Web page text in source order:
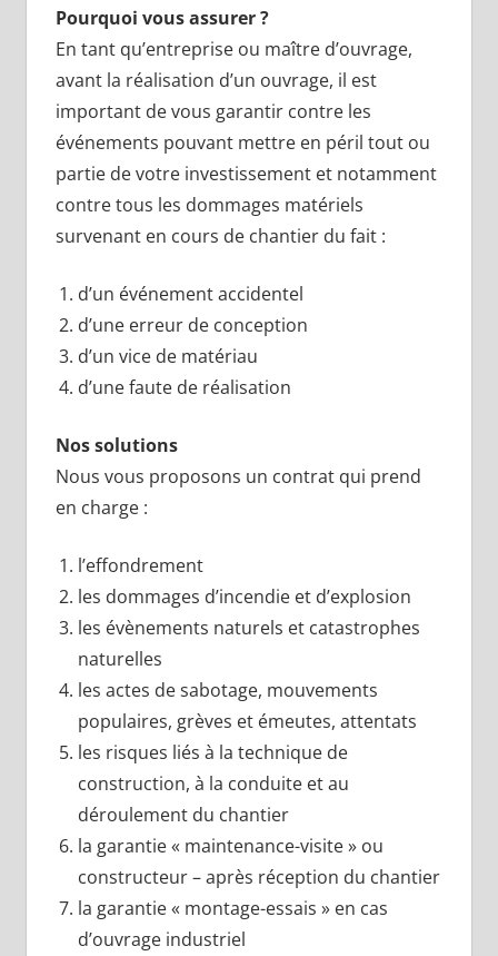
Pourquoi vous assurer ?
En tant qu’entreprise ou maître d’ouvrage,
avant la réalisation d’un ouvrage, il est
important de vous garantir contre les
événements pouvant mettre en péril tout ou
partie de votre investissement et notamment
contre tous les dommages matériels
survenant en cours de chantier du fait :
d’un événement accidentel
d’une erreur de conception
d’un vice de matériau
d’une faute de réalisation
Nos solutions
Nous vous proposons un contrat qui prend
en charge :
l’effondrement
les dommages d’incendie et d’explosion
les évènements naturels et catastrophes
naturelles
les actes de sabotage, mouvements
populaires, grèves et émeutes, attentats
les risques liés à la technique de
construction, à la conduite et au
déroulement du chantier
la garantie « maintenance-visite » ou
constructeur – après réception du chantier
la garantie « montage-essais » en cas
d’ouvrage industriel